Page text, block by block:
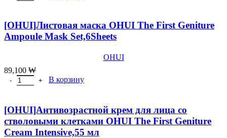
[OHUI]Листовая маска OHUI The First Geniture
Ampoule Mask Set,6Sheets
OHUI
89,100 ₩
Количество товара [OHUI]Листовая маска OHUI The First
В корзину
[OHUI]Антивозрастной крем для лица со
стволовыми клетками OHUI The First Geniture
Cream Intensive,55 мл